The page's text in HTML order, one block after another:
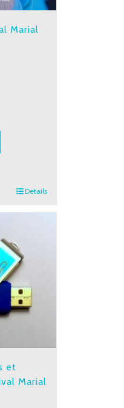
Marial
Details
et
Marial